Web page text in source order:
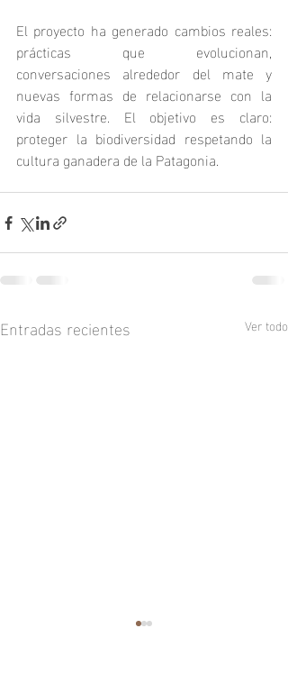
El proyecto ha generado cambios reales:
prácticas que evolucionan,
conversaciones alrededor del mate y
nuevas formas de relacionarse con la
vida silvestre. El objetivo es claro:
proteger la biodiversidad respetando la
cultura ganadera de la Patagonia.
Entradas recientes Ver todo